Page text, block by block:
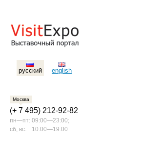
русский english
Москва
(+ 7 495) 212-92-82
пн—пт: 09:00—23:00;
сб, вс:
10:00—19:00